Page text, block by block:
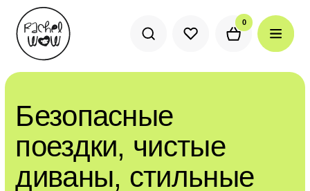
Безопасные
поездки, чистые
диваны, стильные
лежанки,
счастливые
хвосты
счастливые